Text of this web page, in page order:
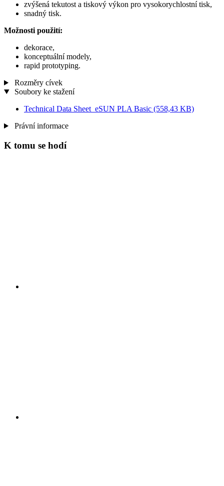
zvýšená tekutost a tiskový výkon pro vysokorychlostní tisk,
snadný tisk.
Možnosti použití:
dekorace,
konceptuální modely,
rapid prototyping.
Rozměry cívek
Soubory ke stažení
Technical Data Sheet_eSUN PLA Basic (558,43 KB)
Právní informace
K tomu se hodí